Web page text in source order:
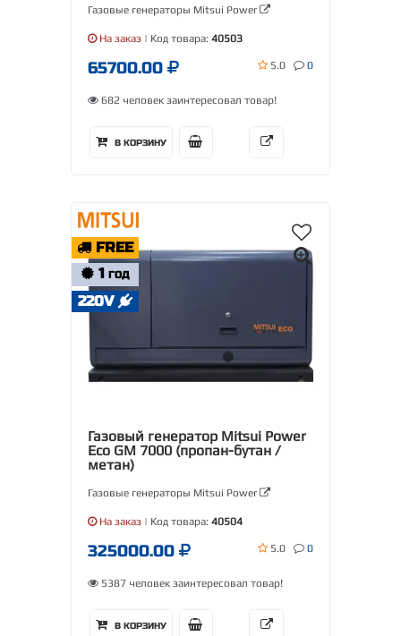
Газовые генераторы Mitsui Power
На заказ | Код товара: 40503
65700.00 5.0 0
682 человек заинтересовал товар!
В КОРЗИНУ
FREE
1 ГОД
220V
Газовый генератор Mitsui Power
Eco GM 7000 (пропан-бутан /
метан)
Газовые генераторы Mitsui Power
На заказ | Код товара: 40504
325000.00 5.0 0
5387 человек заинтересовал товар!
В КОРЗИНУ